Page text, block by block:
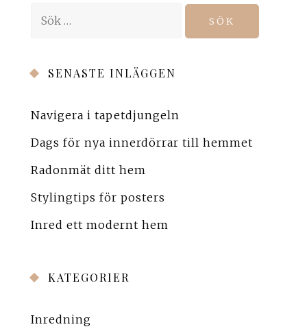
SENASTE INLÄGGEN
Navigera i tapetdjungeln
Dags för nya innerdörrar till hemmet
Radonmät ditt hem
Stylingtips för posters
Inred ett modernt hem
KATEGORIER
Inredning